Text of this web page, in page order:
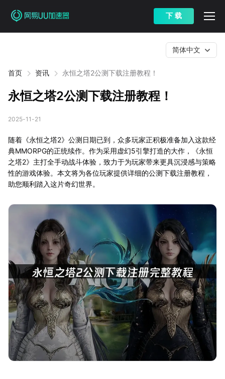
下 载
首页 资讯 永恒之塔2公测下载注册教程！
简体中文
永恒之塔2公测下载注册教程！
2025-11-21
随着《永恒之塔2》公测日期已到，众多玩家正积极准备加入这款经
典MMORPG的正统续作。作为采用虚幻5引擎打造的大作，《永恒
之塔2》主打全手动战斗体验，致力于为玩家带来更具沉浸感与策略
性的游戏体验。本文将为各位玩家提供详细的公测下载注册教程，
助您顺利踏入这片奇幻世界。